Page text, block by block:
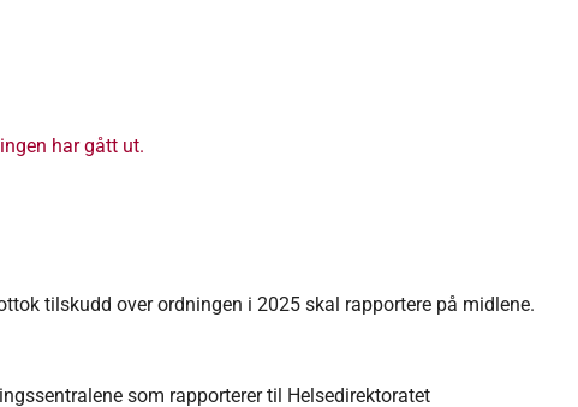
har gått ut.
tilskudd over ordningen i 2025 skal rapportere på midlene.
som rapporterer til Helsedirektoratet